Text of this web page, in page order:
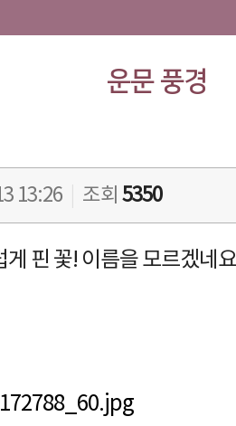
운문 풍경
13:26 조회 5350
핀 꽃! 이름을 모르겠네